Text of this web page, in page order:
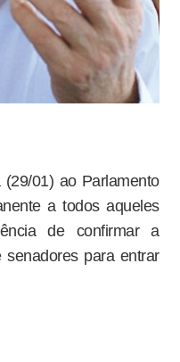
01) ao Parlamento
a todos aqueles
de confirmar a
para entrar